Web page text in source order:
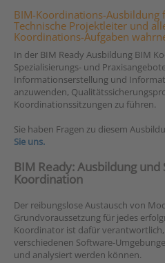
BIM-Koordinations-
Technische Projektleiter und
Koordinations-Aufgaben
In der BIM Ready Ausbildung BIM
Spezialisierungs- und
Informationserstellung und
anzuwenden,
Koordinationssitzungen zu führen.
Sie haben Fragen zu diesem
Sie uns.
BIM Ready: Ausbildung
Koordination
Der reibungslose Austausch von
Grundvoraussetzung für jedes
Koordinator ist dafür
verschiedenen Software-
und analysiert werden können.